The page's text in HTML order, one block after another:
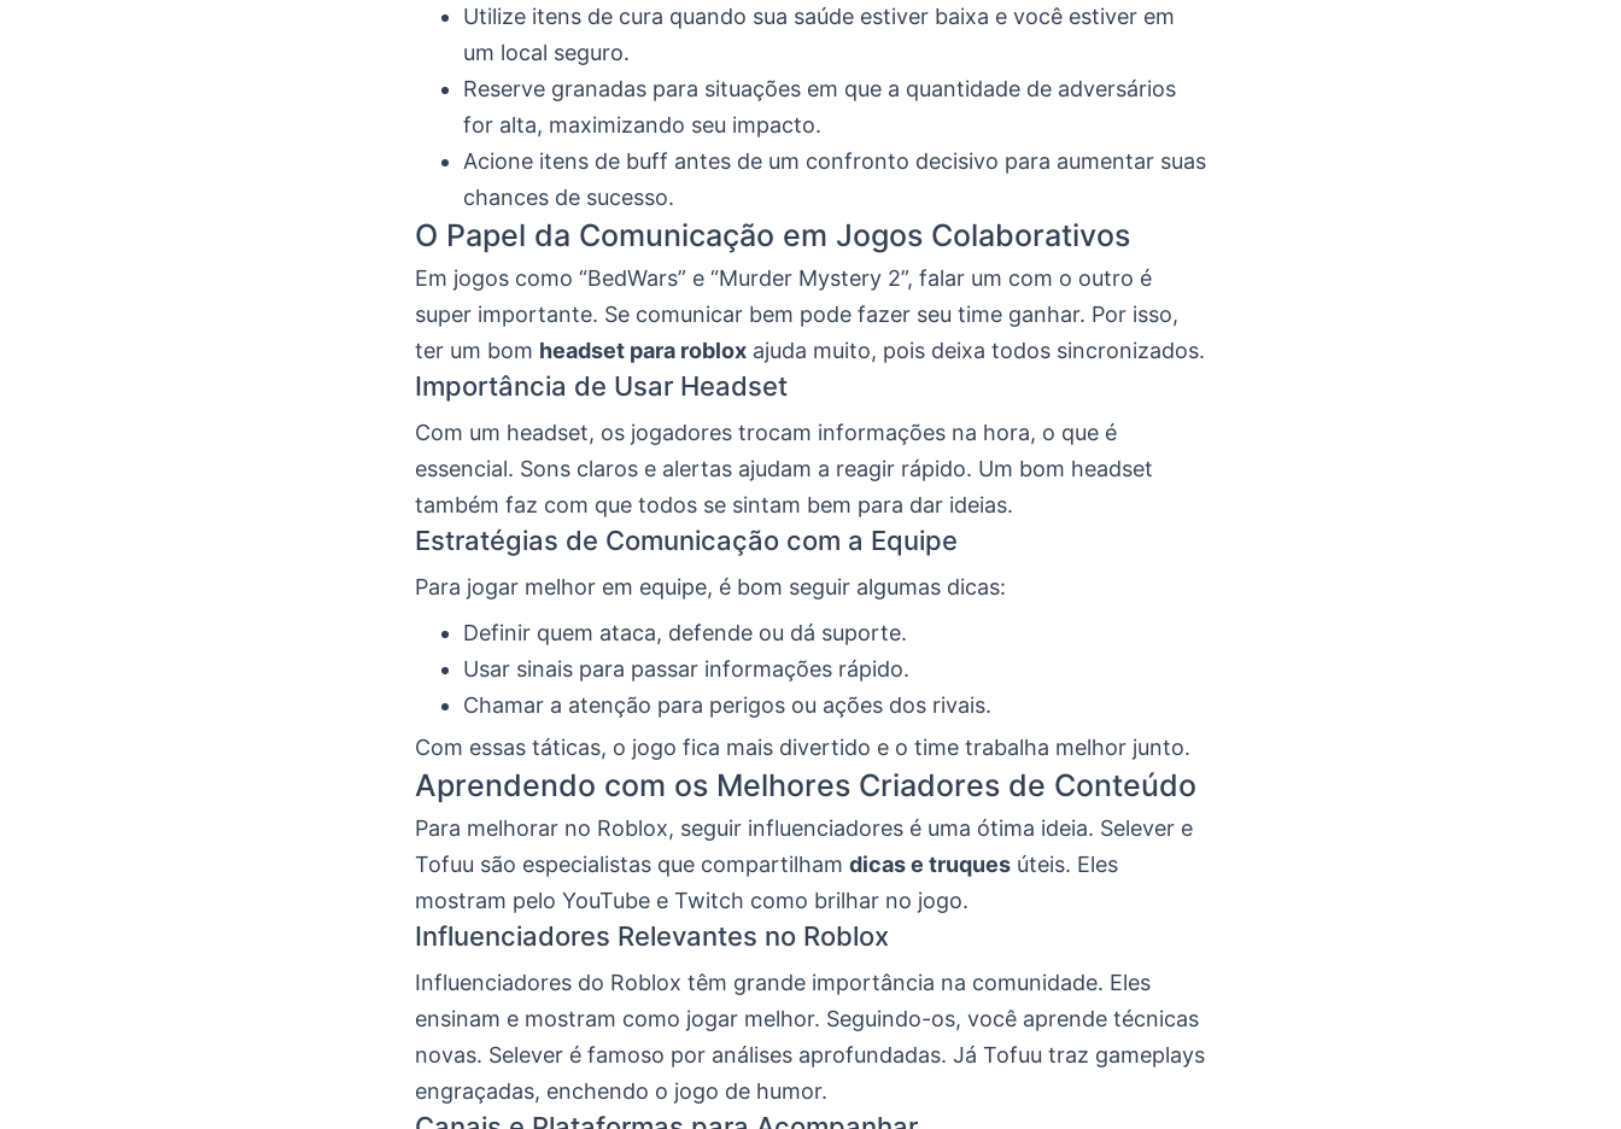
Utilize itens de cura quando sua saúde estiver baixa e você estiver em
um local seguro.
Reserve granadas para situações em que a quantidade de adversários
for alta, maximizando seu impacto.
Acione itens de buff antes de um confronto decisivo para aumentar suas
chances de sucesso.
O Papel da Comunicação em Jogos Colaborativos
Em jogos como “BedWars” e “Murder Mystery 2”, falar um com o outro é
super importante. Se comunicar bem pode fazer seu time ganhar. Por isso,
ter um bom headset para roblox ajuda muito, pois deixa todos sincronizados.
Importância de Usar Headset
Com um headset, os jogadores trocam informações na hora, o que é
essencial. Sons claros e alertas ajudam a reagir rápido. Um bom headset
também faz com que todos se sintam bem para dar ideias.
Estratégias de Comunicação com a Equipe
Para jogar melhor em equipe, é bom seguir algumas dicas:
Definir quem ataca, defende ou dá suporte.
Usar sinais para passar informações rápido.
Chamar a atenção para perigos ou ações dos rivais.
Com essas táticas, o jogo fica mais divertido e o time trabalha melhor junto.
Aprendendo com os Melhores Criadores de Conteúdo
Para melhorar no Roblox, seguir influenciadores é uma ótima ideia. Selever e
Tofuu são especialistas que compartilham dicas e truques úteis. Eles
mostram pelo YouTube e Twitch como brilhar no jogo.
Influenciadores Relevantes no Roblox
Influenciadores do Roblox têm grande importância na comunidade. Eles
ensinam e mostram como jogar melhor. Seguindo-os, você aprende técnicas
novas. Selever é famoso por análises aprofundadas. Já Tofuu traz gameplays
engraçadas, enchendo o jogo de humor.